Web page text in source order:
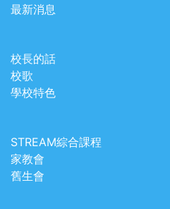
最新消息
校長的話
校歌
學校特色
STREAM綜合課程
家教會
舊生會